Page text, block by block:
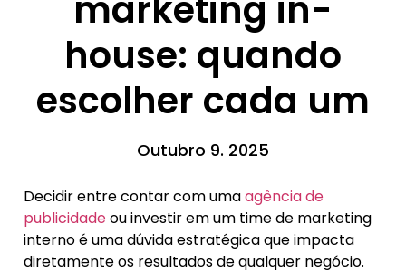
house: quando
escolher cada um
Outubro 9. 2025
Decidir entre contar com umaagência de
publicidadeou investir em um time de marketing
interno é uma dúvida estratégica que impacta
diretamente os resultados de qualquer negócio.